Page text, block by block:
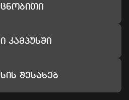
Კამპუსში
Შესახებ